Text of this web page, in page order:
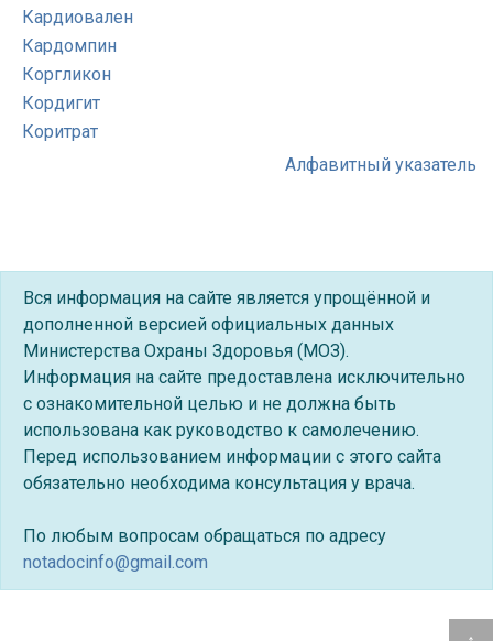
Кардиовален
Кардомпин
Коргликон
Кордигит
Коритрат
Алфавитный указатель
Вся информация на сайте является упрощённой и
дополненной версией официальных данных
Министерства Охраны Здоровья (МОЗ).
Информация на сайте предоставлена исключительно
с ознакомительной целью и не должна быть
использована как руководство к самолечению.
Перед использованием информации с этого сайта
обязательно необходима консультация у врача.
По любым вопросам обращаться по адресу
notadocinfo@gmail.com